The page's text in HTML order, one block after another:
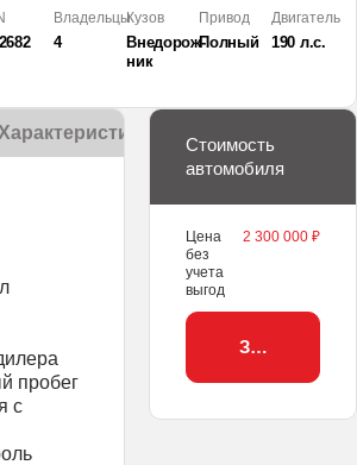
Владельцы
4
Кузов
Внедорож­
ник
Привод
Полный
Двигатель
190 л.с.
Характеристики
пробег
с
Стоимость
автомобиля
Цена
без
учета
выгод
2 300 000 ₽